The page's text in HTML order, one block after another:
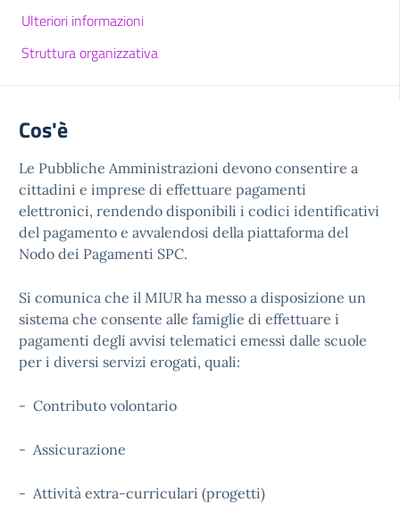
Ulteriori informazioni
Struttura organizzativa
Cos'è
Le Pubbliche Amministrazioni devono consentire a
cittadini e imprese di effettuare pagamenti
elettronici, rendendo disponibili i codici identificativi
del pagamento e avvalendosi della piattaforma del
Nodo dei Pagamenti SPC.
Si comunica che il MIUR ha messo a disposizione un
sistema che consente alle famiglie di effettuare i
pagamenti degli avvisi telematici emessi dalle scuole
per i diversi servizi erogati, quali:
- Contributo volontario
- Assicurazione
- Attività extra-curriculari (progetti)